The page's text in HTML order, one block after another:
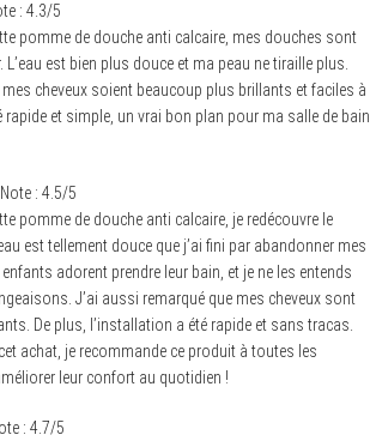
: 4.3/5
pomme de douche anti calcaire, mes douches sont
est bien plus douce et ma peau ne tiraille plus.
mes cheveux soient beaucoup plus brillants et faciles à
rapide et simple, un vrai bon plan pour ma salle de bain
Note : 4.5/5
pomme de douche anti calcaire, je redécouvre le
est tellement douce que j’ai fini par abandonner mes
adorent prendre leur bain, et je ne les entends
J’ai aussi remarqué que mes cheveux sont
De plus, l’installation a été rapide et sans tracas.
achat, je recommande ce produit à toutes les
leur confort au quotidien !
: 4.7/5